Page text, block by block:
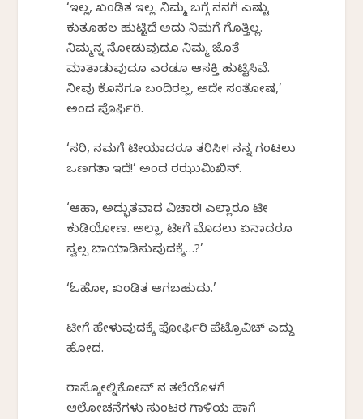
‘ಇಲ್ಲ, ಖಂಡಿತ ಇಲ್ಲ. ನಿಮ್ಮ ಬಗ್ಗೆ ನನಗೆ ಎಷ್ಟು
ಕುತೂಹಲ ಹುಟ್ಟಿದೆ ಅದು ನಿಮಗೆ ಗೊತ್ತಿಲ್ಲ.
ನಿಮ್ಮನ್ನ ನೋಡುವುದೂ ನಿಮ್ಮ ಜೊತೆ
ಮಾತಾಡುವುದೂ ಎರಡೂ ಆಸಕ್ತಿ ಹುಟ್ಟಿಸಿವೆ.
ನೀವು ಕೊನೆಗೂ ಬಂದಿರಲ್ಲ, ಅದೇ ಸಂತೋಷ,’
ಅಂದ ಪೊರ್ಫಿರಿ.
‘ಸರಿ, ನಮಗೆ ಟೀಯಾದರೂ ತರಿಸೀ! ನನ್ನ ಗಂಟಲು
ಒಣಗತಾ ಇದೆ!’ ಅಂದ ರಝುಮಿಖಿನ್.
‘ಆಹಾ, ಅದ್ಭುತವಾದ ವಿಚಾರ! ಎಲ್ಲಾರೂ ಟೀ
ಕುಡಿಯೋಣ. ಅಲ್ಲಾ, ಟೀಗೆ ಮೊದಲು ಏನಾದರೂ
ಸ್ವಲ್ಪ ಬಾಯಾಡಿಸುವುದಕ್ಕೆ…?’
‘ಓಹೋ, ಖಂಡಿತ ಆಗಬಹುದು.’
ಟೀಗೆ ಹೇಳುವುದಕ್ಕೆ ಫೋರ್ಫಿರಿ ಪೆಟ್ರೊವಿಚ್ ಎದ್ದು
ಹೋದ.
ರಾಸ್ಕೋಲ್ನಿಕೋವ್‍ ನ ತಲೆಯೊಳಗೆ
ಆಲೋಚನೆಗಳು ಸುಂಟರ ಗಾಳಿಯ ಹಾಗೆ